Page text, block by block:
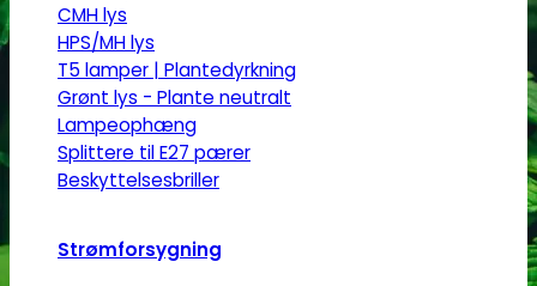
CMH lys
HPS/MH lys
T5 lamper | Plantedyrkning
Grønt lys - Plante neutralt
Lampeophæng
Splittere til E27 pærer
Beskyttelsesbriller
Strømforsygning